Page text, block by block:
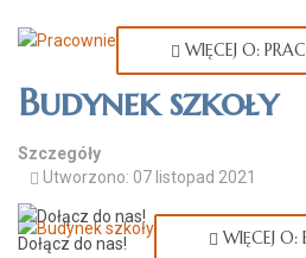
Dołącz do nas!
WIĘCEJ O:
Budynek szkoły
Szczegóły
Utworzono: 07 listopad 2021
WIĘCEJ